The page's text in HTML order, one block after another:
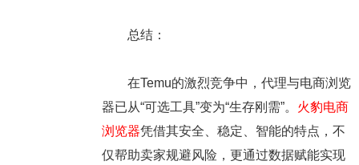
总结：
在Temu的激烈竞争中，代理与电商浏览
器已从“可选工具”变为“生存刚需”。 火豹电商
浏览器凭借其安全、稳定、智能的特点，不
仅帮助卖家规避风险，更通过数据赋能实现